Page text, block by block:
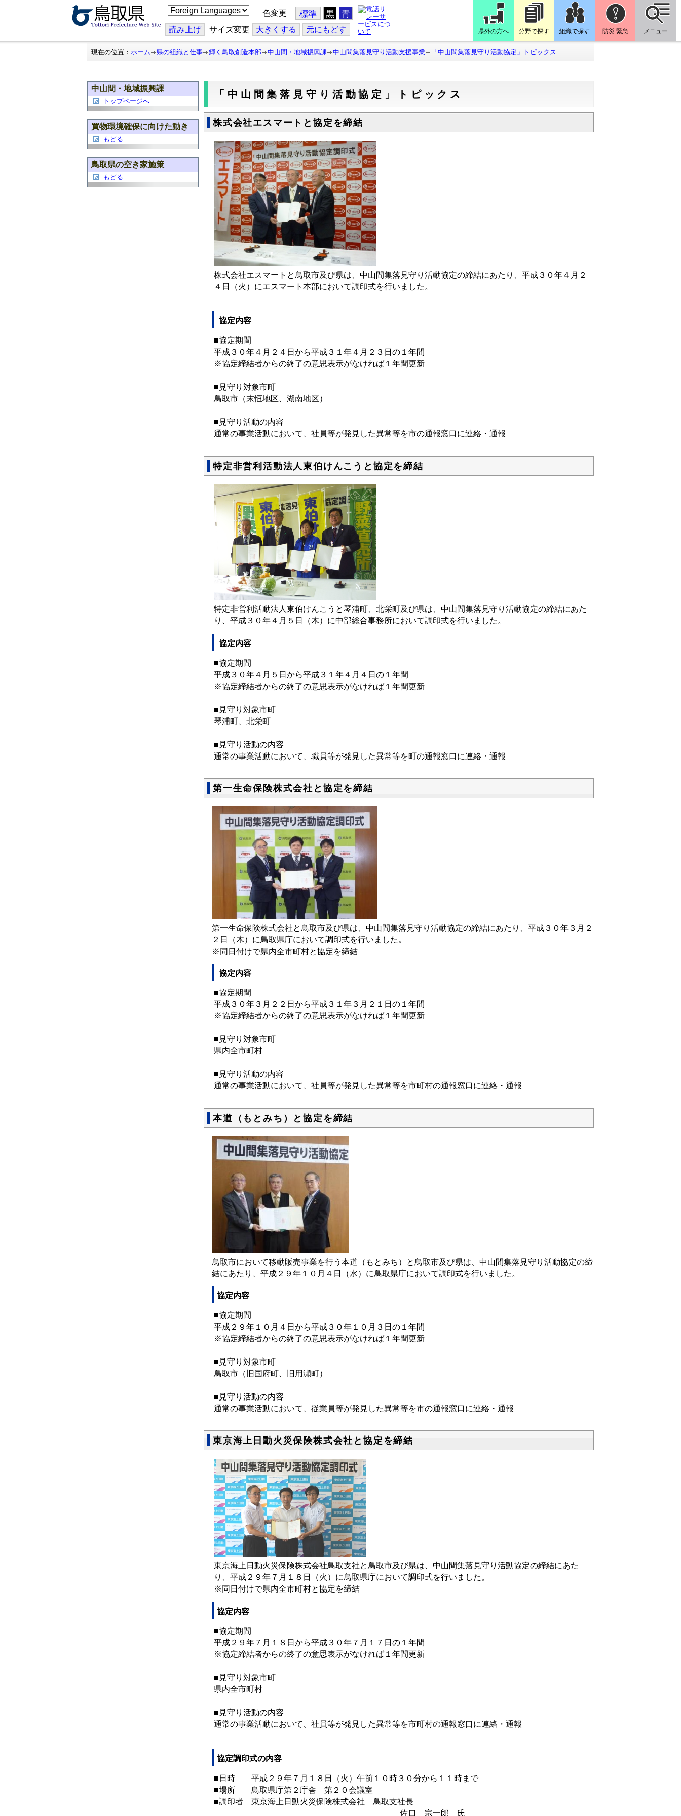
こ
の
ジ
を
翻
色変更 標準 黒 青
読み上げ サイズ変更 大きくする 元にもどす 県外の方へ 分野で探す 組織で探す 防災 緊急 メニュー
現在の位置： ホーム 県の組織と仕事 輝く鳥取創造本部 中山間・地域振興課 中山間集落見守り活動支援事業 「中山間集落見守り活動協定」トピックス
中山間・地域振興課
トップページへ
買物環境確保に向けた動き
もどる
鳥取県の空き家施策
もどる
「中山間集落見守り活動協定」トピックス
株式会社エスマートと協定を締結
株式会社エスマートと鳥取市及び県は、中山間集落見守り活動協定の締結にあたり、平成３０年４月２
４日（火）にエスマート本部において調印式を行いました。
協定内容
■協定期間
平成３０年４月２４日から平成３１年４月２３日の１年間
※協定締結者からの終了の意思表示がなければ１年間更新
■見守り対象市町
鳥取市（末恒地区、湖南地区）
■見守り活動の内容
通常の事業活動において、社員等が発見した異常等を市の通報窓口に連絡・通報
特定非営利活動法人東伯けんこうと協定を締結
特定非営利活動法人東伯けんこうと琴浦町、北栄町及び県は、中山間集落見守り活動協定の締結にあた
り、平成３０年４月５日（木）に中部総合事務所において調印式を行いました。
協定内容
■協定期間
平成３０年４月５日から平成３１年４月４日の１年間
※協定締結者からの終了の意思表示がなければ１年間更新
■見守り対象市町
琴浦町、北栄町
■見守り活動の内容
通常の事業活動において、職員等が発見した異常等を町の通報窓口に連絡・通報
第一生命保険株式会社と協定を締結
第一生命保険株式会社と鳥取市及び県は、中山間集落見守り活動協定の締結にあたり、平成３０年３月２
２日（木）に鳥取県庁において調印式を行いました。
※同日付けで県内全市町村と協定を締結
協定内容
■協定期間
平成３０年３月２２日から平成３１年３月２１日の１年間
※協定締結者からの終了の意思表示がなければ１年間更新
■見守り対象市町
県内全市町村
■見守り活動の内容
通常の事業活動において、社員等が発見した異常等を市町村の通報窓口に連絡・通報
本道（もとみち）と協定を締結
鳥取市において移動販売事業を行う本道（もとみち）と鳥取市及び県は、中山間集落見守り活動協定の締
結にあたり、平成２９年１０月４日（水）に鳥取県庁において調印式を行いました。
協定内容
■協定期間
平成２９年１０月４日から平成３０年１０月３日の１年間
※協定締結者からの終了の意思表示がなければ１年間更新
■見守り対象市町
鳥取市（旧国府町、旧用瀬町）
■見守り活動の内容
通常の事業活動において、従業員等が発見した異常等を市の通報窓口に連絡・通報
東京海上日動火災保険株式会社と協定を締結
東京海上日動火災保険株式会社鳥取支社と鳥取市及び県は、中山間集落見守り活動協定の締結にあた
り、平成２９年７月１８日（火）に鳥取県庁において調印式を行いました。
※同日付けで県内全市町村と協定を締結
協定内容
■協定期間
平成２９年７月１８日から平成３０年７月１７日の１年間
※協定締結者からの終了の意思表示がなければ１年間更新
■見守り対象市町
県内全市町村
■見守り活動の内容
通常の事業活動において、社員等が発見した異常等を市町村の通報窓口に連絡・通報
協定調印式の内容
■日時 平成２９年７月１８日（火）午前１０時３０分から１１時まで
■場所 鳥取県庁第２庁舎 第２０会議室
■調印者 東京海上日動火災保険株式会社 鳥取支社長
佐口 宗一郎 氏